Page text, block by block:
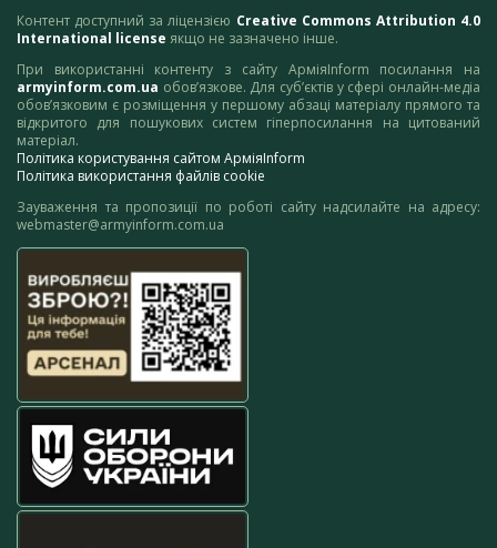
Контент доступний за ліцензією Creative Commons Attribution 4.0
International license якщо не зазначено інше.
При використанні контенту з сайту АрміяInform посилання на
armyinform.com.ua обов’язкове. Для суб’єктів у сфері онлайн-медіа
обов’язковим є розміщення у першому абзаці матеріалу прямого та
відкритого для пошукових систем гіперпосилання на цитований
матеріал.
Політика користування сайтом АрміяInform
Політика використання файлів cookie
Зауваження та пропозиції по роботі сайту надсилайте на адресу:
webmaster@armyinform.com.ua